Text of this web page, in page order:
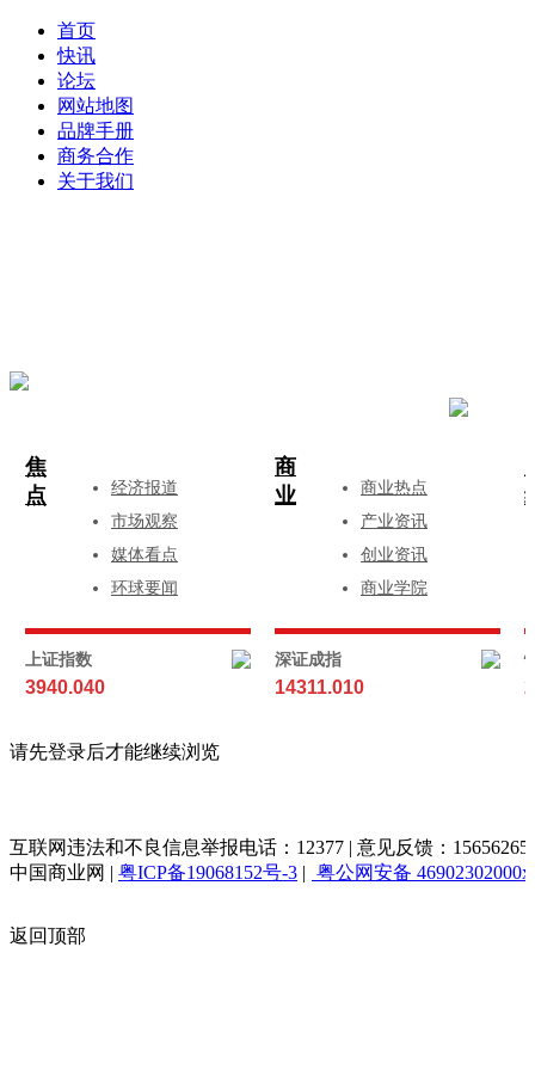
首页
快讯
论坛
网站地图
品牌手册
商务合作
关于我们
焦
点
经济报道
市场观察
媒体看点
环球要闻
商
业
商业热点
产业资讯
创业资讯
商业学院
上证指数
3940.040
深证成指
14311.010
请先登录后才能继续浏览
互联网违法和不良信息举报电话：12377 | 意见反馈：
中国商业网 | 粤ICP备19068152号-3 | 粤公网安备
返回顶部